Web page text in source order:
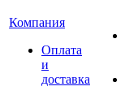
Компания
Оплата
и
доставка